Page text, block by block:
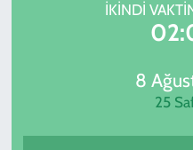
İKINDI
8
25